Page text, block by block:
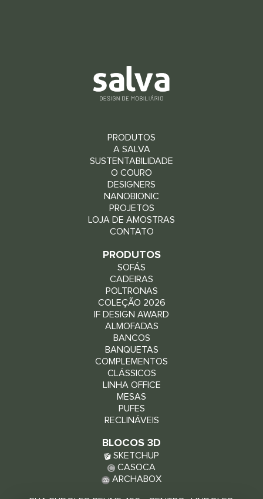
PRODUTOS
A SALVA
SUSTENTABILIDADE
O COURO
DESIGNERS
NANOBIONIC
PROJETOS
LOJA DE AMOSTRAS
CONTATO
PRODUTOS
SOFÁS
CADEIRAS
POLTRONAS
COLEÇÃO 2026
IF DESIGN AWARD
ALMOFADAS
BANCOS
BANQUETAS
COMPLEMENTOS
CLÁSSICOS
LINHA OFFICE
MESAS
PUFES
RECLINÁVEIS
BLOCOS 3D
SKETCHUP
CASOCA
ARCHABOX